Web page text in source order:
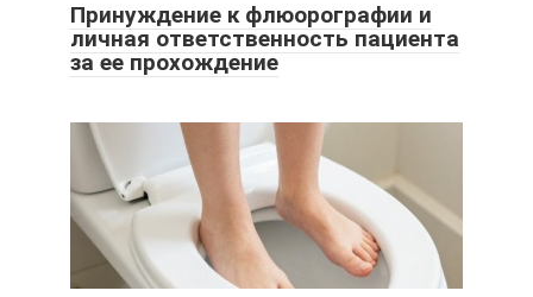
Принуждение к флюорографии и
личная ответственность пациента
за ее прохождение